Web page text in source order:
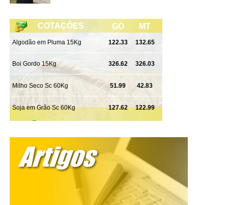
Pedro Neves
19h – Vitrine da Carne- SENAR MT – Peixe – NAC –
19h – Leilão Virtual – Centro de Eventos
20h – Rodeio – Arena João Poteiro
WhatsApp
Facebook
Twitter
Messenger
LinkedIn
Share